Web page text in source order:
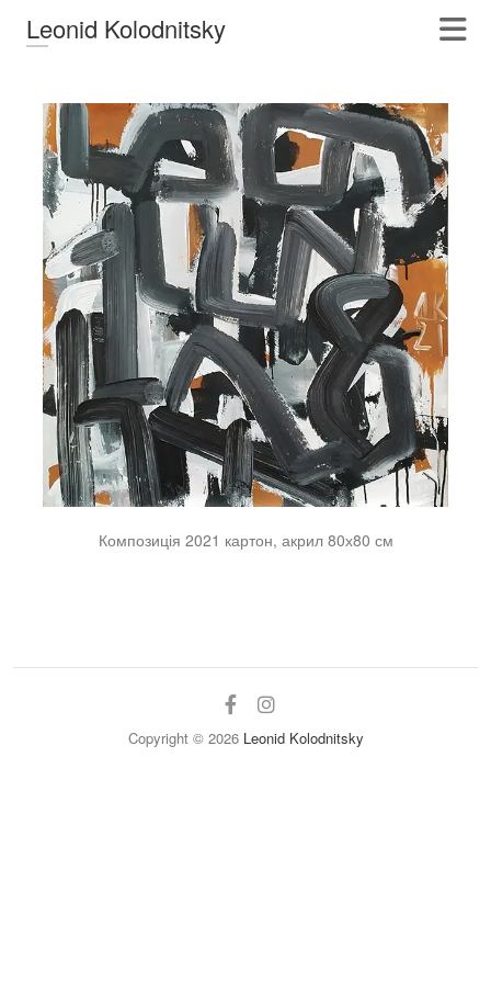
Leonid Kolodnitsky
Композиція 2021 картон, акрил 80х80 см
facebook
instagram
Copyright © 2026 Leonid Kolodnitsky